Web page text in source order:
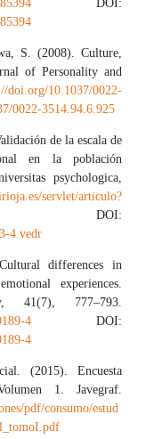
DOI:
S. (2008). Culture,
of Personality and
doi.org/10.1037/0022-
0022-3514.94.6.925
de la escala de
en la población
psychologica,
servlet/articulo?
4.vedr
differences in
experiences.
41(7), 777–793.
4 DOI:
4
(2015). Encuesta
1. Javegraf.
pdf/consumo/estud